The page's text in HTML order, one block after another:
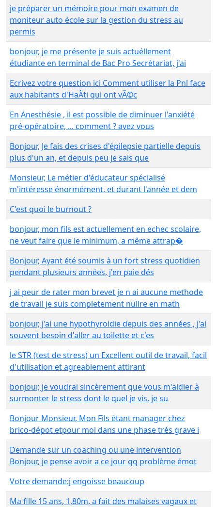
je préparer un mémoire pour mon examen de
moniteur auto école sur la gestion du stress au
permis
bonjour, je me présente je suis actuéllement
étudiante en terminal de Bac Pro Secrétariat, j'ai
Ecrivez votre question ici Comment utiliser la Pnl face
aux habitants d'HaÃti qui ont vÃ©c
En Anesthésie , il est possible de diminuer l'anxiété
pré-opératoire, ... comment ? avez vous
Bonjour, Je fais des crises d'épilepsie partielle depuis
plus d'un an, et depuis peu je sais que
Monsieur, Le métier d'éducateur spécialisé
m'intéresse énormément, et durant l'année et dem
C'est quoi le burnout ?
bonjour, mon fils est actuellement en echec scolaire,
ne veut faire que le minimum, a même attrap�
Bonjour, Ayant été soumis à un fort stress quotidien
pendant plusieurs années, j'en paie dés
j ai peur de rater mon brevet je n ai aucune methode
de travail je suis completement nullre en math
bonjour, j'ai une hypothyroidie depuis des années , j'ai
souvent besoin d'aller au toilette et c'es
le STR (test de stress) un Excellent outil de travail, facil
d'utilisation et agreablement attirant
bonjour, je voudrai sincèrement que vous m'aidier à
surmonter le stress dont le quel je vis, je su
Bonjour Monsieur, Mon Fils étant manager chez
brico-dépot etpour moi dans une phase trés grave i
Demande sur un coaching ou une intervention
Bonjour, je pense avoir a ce jour qq problème émot
Votre demande:j engoisse beaucoup
Ma fille 15 ans, 1,80m, a fait des malaises vagaux et